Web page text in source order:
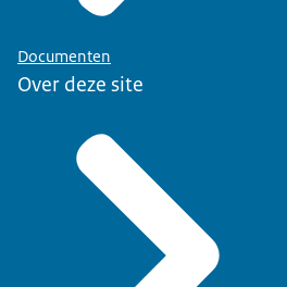
Documenten
Over deze site